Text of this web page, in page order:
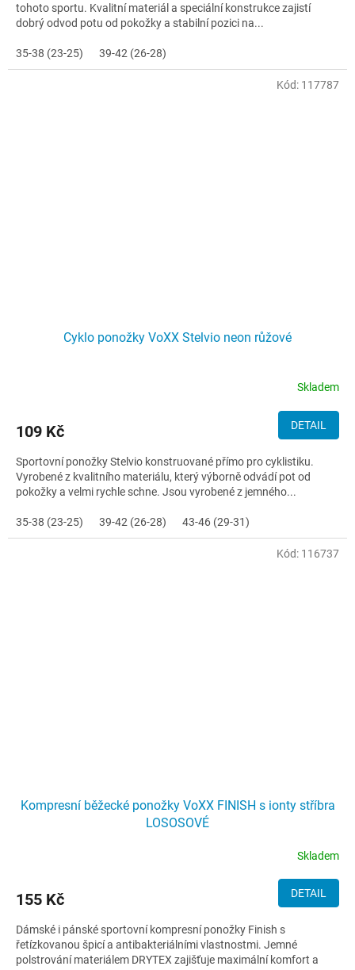
tohoto sportu. Kvalitní materiál a speciální konstrukce zajistí
dobrý odvod potu od pokožky a stabilní pozici na...
35-38 (23-25) 39-42 (26-28)
Cyklo ponožky VoXX Stelvio neon růžové
Skladem
109 Kč DETAIL
Sportovní ponožky Stelvio konstruované přímo pro cyklistiku.
Vyrobené z kvalitního materiálu, který výborně odvádí pot od
pokožky a velmi rychle schne. Jsou vyrobené z jemného...
35-38 (23-25) 39-42 (26-28) 43-46 (29-31)
Kód: 117787
Kompresní běžecké ponožky VoXX FINISH s ionty stříbra
LOSOSOVÉ
Skladem
155 Kč DETAIL
Dámské i pánské sportovní kompresní ponožky Finish s
řetízkovanou špicí a antibakteriálními vlastnostmi. Jemné
polstrování materiálem DRYTEX zajišťuje maximální komfort a
Kód: 116737